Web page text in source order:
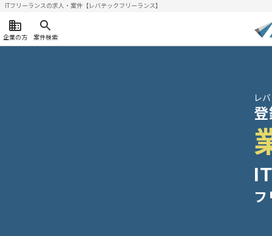
ITフリーランスの求人・案件【レバテックフリーランス】
企業の方 案件検索
レ
フ